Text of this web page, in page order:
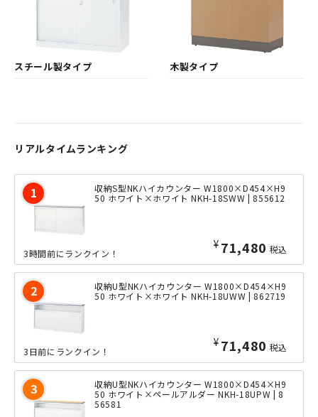
スチール製タイプ 木製タイプ
リアルタイムランキング
収納S型NKハイカウンター W1800×D454×H9
50 ホワイト×ホワイト NKH-18SWW | 855612
¥ 71,480 税込
3時間前にランクイン！
収納U型NKハイカウンター W1800×D454×H9
50 ホワイト×ホワイト NKH-18UWW | 862719
¥ 71,480 税込
3日前にランクイン！
収納U型NKハイカウンター W1800×D454×H9
50 ホワイト×ペールアルダー NKH-18UPW | 8
56581